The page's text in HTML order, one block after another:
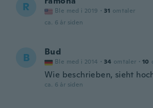
R Ble med i 2019 · 31 omtaler
ca. 6 år siden
B Bud
Ble med i 2014 · 34 omtaler · 10
Wie beschrieben, sieht
ca. 6 år siden